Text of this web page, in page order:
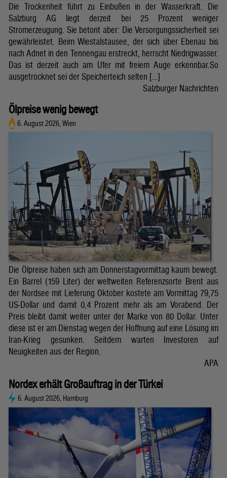
Die Trockenheit führt zu Einbußen in der Wasserkraft. Die
Salzburg AG liegt derzeit bei 25 Prozent weniger
Stromerzeugung. Sie betont aber: Die Versorgungssicherheit sei
gewährleistet. Beim Wiestalstausee, der sich über Ebenau bis
nach Adnet in den Tennengau erstreckt, herrscht Niedrigwasser.
Das ist derzeit auch am Ufer mit freiem Auge erkennbar.So
ausgetrocknet sei der Speicherteich selten […]
Salzburger Nachrichten
Ölpreise wenig bewegt
6. August 2026, Wien
Die Ölpreise haben sich am Donnerstagvormittag kaum bewegt.
Ein Barrel (159 Liter) der weltweiten Referenzsorte Brent aus
der Nordsee mit Lieferung Oktober kostete am Vormittag 79,75
US-Dollar und damit 0,4 Prozent mehr als am Vorabend. Der
Preis bleibt damit weiter unter der Marke von 80 Dollar. Unter
diese ist er am Dienstag wegen der Hoffnung auf eine Lösung im
Iran-Krieg gesunken. Seitdem warten Investoren auf
Neuigkeiten aus der Region.
APA
Nordex erhält Großauftrag in der Türkei
6. August 2026, Hamburg